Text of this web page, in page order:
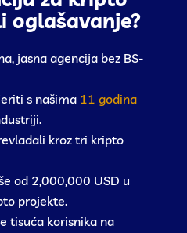
oglašavanje?
jasna agencija bez BS-
s našima 11 godina
kroz tri kripto
od 2,000,000 USD u
projekte.
tisuća korisnika na